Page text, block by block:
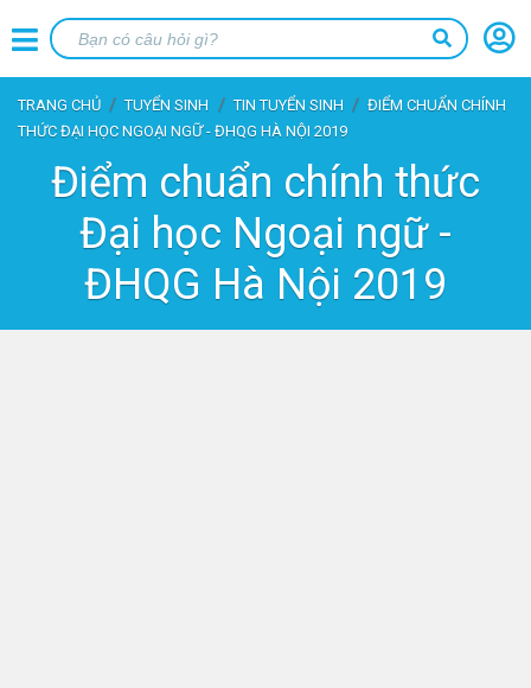
TRANG CHỦ TUYỂN SINH TIN TUYỂN SINH
ĐIỂM CHUẨN CHÍNH
THỨC ĐẠI HỌC NGOẠI NGỮ - ĐHQG HÀ NỘI 2019
Điểm chuẩn chính thức
Đại học Ngoại ngữ -
ĐHQG Hà Nội 2019